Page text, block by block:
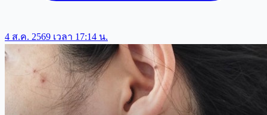
4 ส.ค. 2569 เวลา 17:14 น.